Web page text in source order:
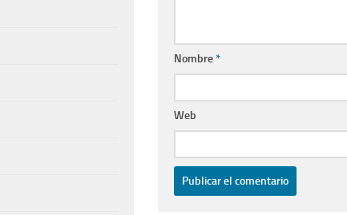
Nombre*
Web